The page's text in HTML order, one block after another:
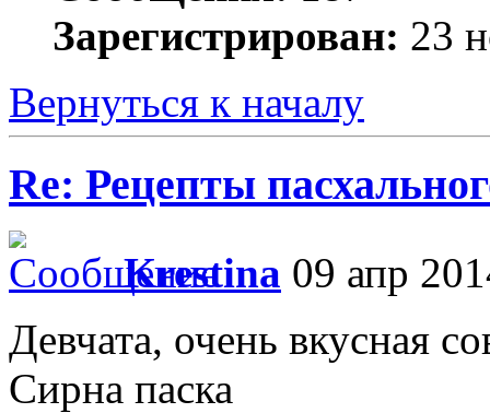
Зарегистрирован: 23
Вернуться к началу
Re: Рецепты
Krestina 09 апр
Девчата, очень вкусная
Сирна паска